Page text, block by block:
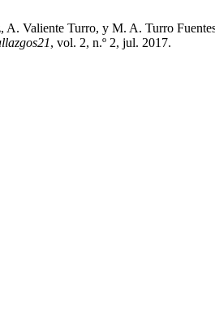
A. Valiente Turro, y M. A. Turro
, vol. 2, n.º 2, jul. 2017.